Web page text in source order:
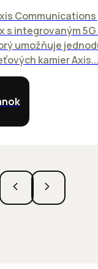
s integrovaným 5G
umožňuje
kamier Axis...